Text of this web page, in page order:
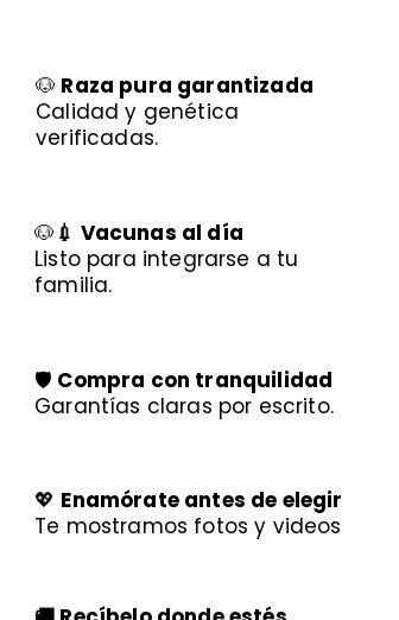
🐶 Raza pura garantizada
Calidad y genética
verificadas.
🐶 💉 Vacunas al día
Listo para integrarse a tu
familia.
🛡️ Compra con tranquilidad
Garantías claras por escrito.
💖 Enamórate antes de elegir
Te mostramos fotos y videos